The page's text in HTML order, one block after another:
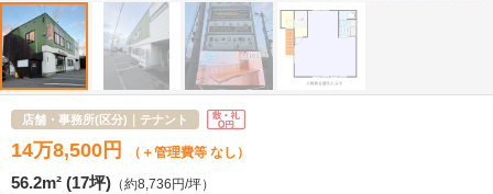
店舗・事務所(区分)｜テナント
14万8,500 円 （＋管理費等 なし）
56.2m² (17坪) （約8,736円/坪）